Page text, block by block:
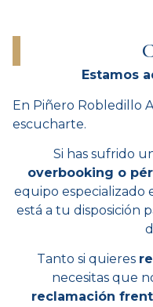
Estamos
En Piñero Robledillo
escucharte.
Si has sufrido
overbooking o
equipo especializado
está a tu disposición
Tanto si quieres
necesitas que
reclamación